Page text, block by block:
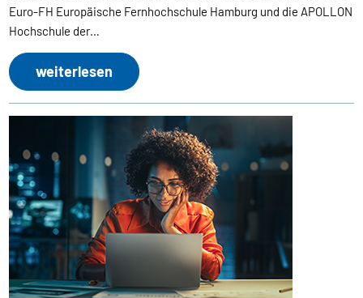
Euro-FH Europäische Fernhochschule Hamburg und die APOLLON
Hochschule der…
weiterlesen